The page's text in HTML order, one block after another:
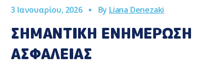
3 Ιανουαρίου, 2026 By Liana Denezaki
ΣΗΜΑΝΤΙΚΗ ΕΝΗΜΕΡΩΣΗ
ΑΣΦΑΛΕΙΑΣ